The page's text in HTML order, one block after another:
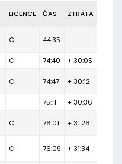
LICENCE ČAS ZTRÁTA
C 44:35
C 74:40 + 30:05
C 74:47 + 30:12
75:11 + 30:36
C 76:01 + 31:26
C 76:09 + 31:34